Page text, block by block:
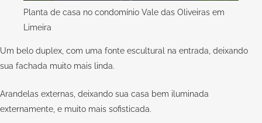
Planta de casa no condomínio Vale das Oliveiras em
Limeira
Um belo duplex, com uma fonte escultural na entrada, deixando
sua fachada muito mais linda.
Arandelas externas, deixando sua casa bem iluminada
externamente, e muito mais sofisticada.